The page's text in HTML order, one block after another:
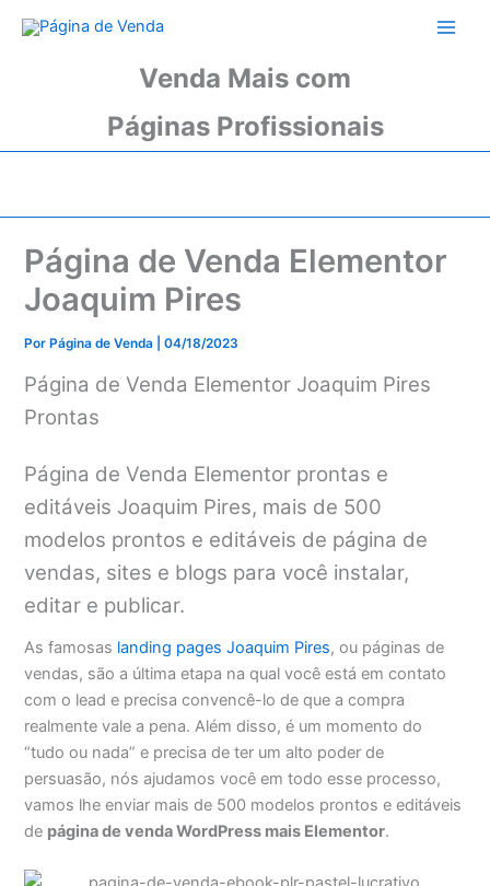
para
Venda Mais com
Páginas Profissionais
Página de Venda Elementor
Joaquim Pires
PorPágina de Venda |04/18/2023
Página de Venda Elementor Joaquim Pires
Prontas
Página de Venda Elementor prontas e
editáveis Joaquim Pires, mais de 500
modelos prontos e editáveis de página de
vendas, sites e blogs para você instalar,
editar e publicar.
As famosas landing pages Joaquim Pires, ou páginas de
vendas, são a última etapa na qual você está em contato
com o lead e precisa convencê-lo de que a compra
realmente vale a pena. Além disso, é um momento do
“tudo ou nada” e precisa de ter um alto poder de
persuasão, nós ajudamos você em todo esse processo,
vamos lhe enviar mais de 500 modelos prontos e editáveis
de página de venda WordPress mais Elementor.